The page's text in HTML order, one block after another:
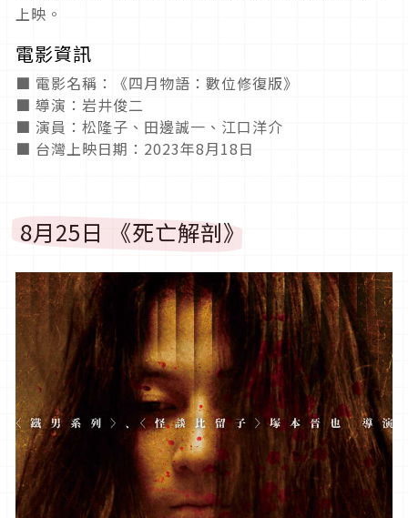
上映。
電影資訊
■ 電影名稱：《四月物語：數位修復版》
■ 導演：岩井俊二
■ 演員：松隆子、田邊誠一、江口洋介
■ 台灣上映日期：2023年8月18日
8月25日 《死亡解剖》